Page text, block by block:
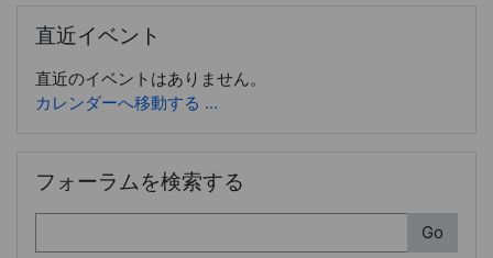
直近イベント
直近のイベントはありません。
カレンダーへ移動する ...
フォーラムを検索する
Go